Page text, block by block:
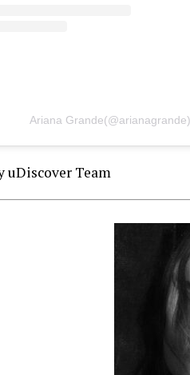
Ariana
uDiscover Team